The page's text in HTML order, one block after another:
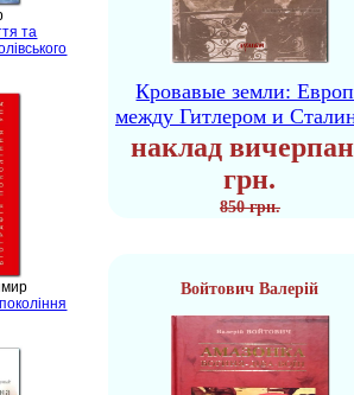
та
Кровавые земли:
между Гитлером и
наклад
грн.
850 грн.
Войтович Валерій